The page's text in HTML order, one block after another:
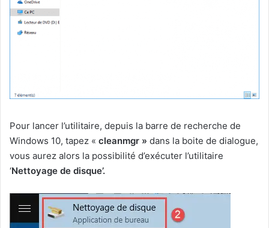
Pour lancer l’utilitaire, depuis la barre de recherche de
Windows 10, tapez « cleanmgr » dans la boite de dialogue,
vous aurez alors la possibilité d’exécuter l’utilitaire
‘Nettoyage de disque’.